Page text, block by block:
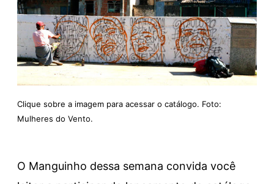
Clique sobre a imagem para acessar o catálogo. Foto:
Mulheres do Vento.
O Manguinho dessa semana convida você